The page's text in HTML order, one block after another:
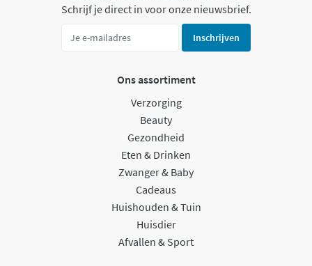
Schrijf je direct in voor onze nieuwsbrief.
Inschrijven
Ons assortiment
Verzorging
Beauty
Gezondheid
Eten & Drinken
Zwanger & Baby
Cadeaus
Huishouden & Tuin
Huisdier
Afvallen & Sport